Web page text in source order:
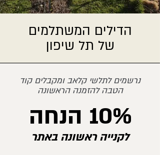
הדילים המשתלמים
של תל שיפון
נרשמים לתלשי קלאב ומקבלים קוד
הטבה להזמנה הראשונה
לקנייה ראשונה באתר
10% הנחה